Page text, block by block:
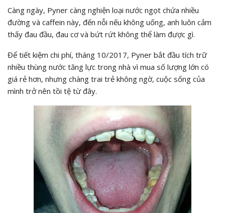
Càng ngày, Pyner càng nghiện loại nước ngọt chứa nhiều
đường và caffein này, đến nỗi nếu không uống, anh luôn cảm
thấy đau đầu, đau cơ và bứt rứt không thể làm được gì.
Để tiết kiệm chi phí, tháng 10/2017, Pyner bắt đầu tích trữ
nhiều thùng nước tăng lực trong nhà vì mua số lượng lớn có
giá rẻ hơn, nhưng chàng trai trẻ không ngờ, cuộc sống của
mình trở nên tồi tệ từ đây.